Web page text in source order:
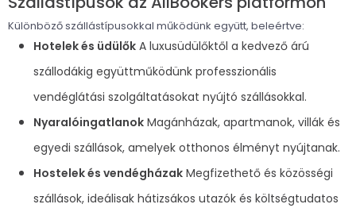
Különböző szállástípusokkal működünk együtt, beleértve:
Hotelek és üdülők A luxusüdülőktől a kedvező árú
szállodákig együttműködünk professzionális
vendéglátási szolgáltatásokat nyújtó szállásokkal.
Nyaralóingatlanok Magánházak, apartmanok, villák és
egyedi szállások, amelyek otthonos élményt nyújtanak.
Hostelek és vendégházak Megfizethető és közösségi
szállások, ideálisak hátizsákos utazók és költségtudatos